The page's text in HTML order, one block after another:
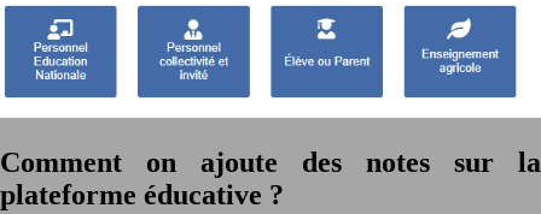
Comment on ajoute des notes sur la
plateforme éducative ?